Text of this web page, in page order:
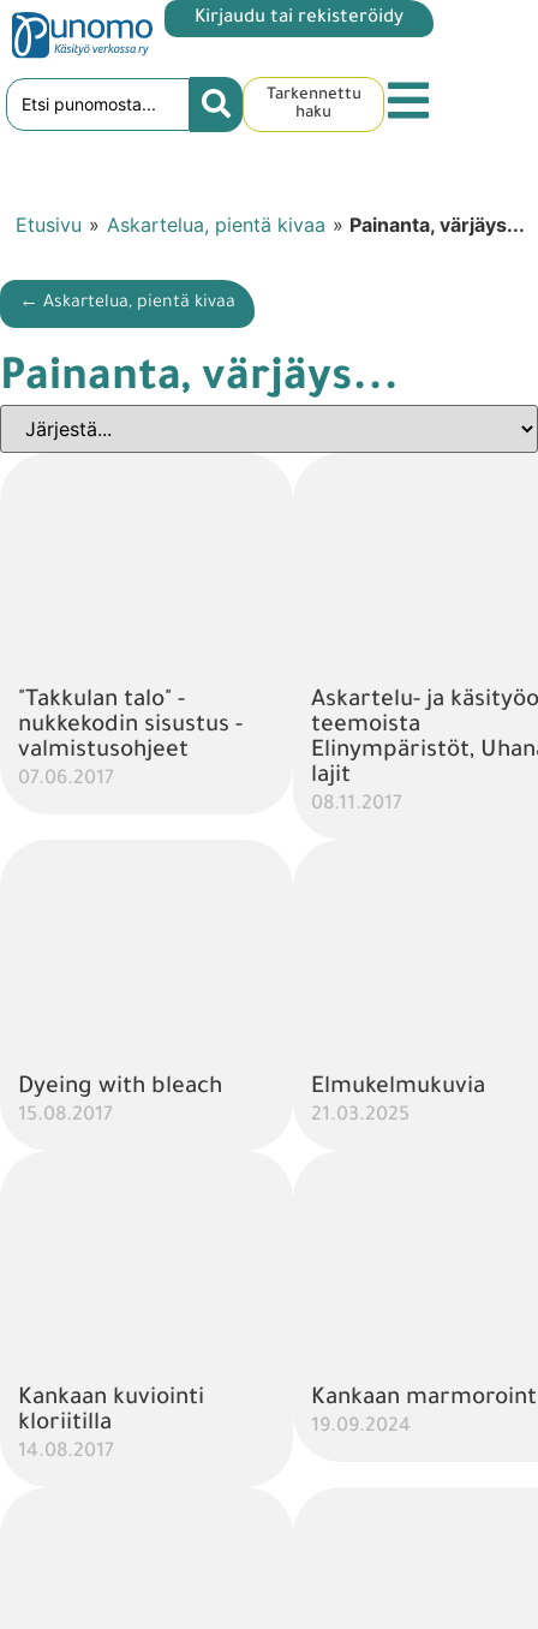
Kirjaudu tai rekisteröidy
Tarkennettu
haku
Etusivu » Askartelua, pientä kivaa » Painanta, värjäys...
← Askartelua, pientä kivaa
Painanta, värjäys...
"Takkulan talo" -
nukkekodin sisustus -
valmistusohjeet
07.06.2017
Askartelu- ja
teemoista
Elinympäristöt,
lajit
08.11.2017
Dyeing with bleach
15.08.2017
Elmukelmukuvia
21.03.2025
Kankaan kuviointi
kloriitilla
14.08.2017
Kankaan
19.09.2024